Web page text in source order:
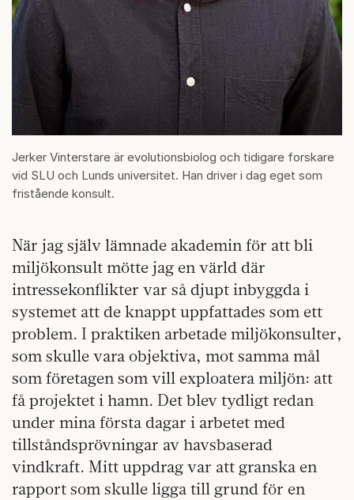
Jerker Vinterstare är evolutionsbiolog och tidigare forskare
vid SLU och Lunds universitet. Han driver i dag eget som
fristående konsult.
När jag själv lämnade akademin för att bli
miljökonsult mötte jag en värld där
intressekonflikter var så djupt inbyggda i
systemet att de knappt uppfattades som ett
problem. I praktiken arbetade miljökonsulter,
som skulle vara objektiva, mot samma mål
som företagen som vill exploatera miljön: att
få projektet i hamn. Det blev tydligt redan
under mina första dagar i arbetet med
tillståndsprövningar av havsbaserad
vindkraft. Mitt uppdrag var att granska en
rapport som skulle ligga till grund för en